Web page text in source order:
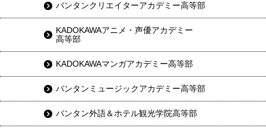
バンタンクリエイターアカデミー高等部
KADOKAWAアニメ・声優アカデミー
高等部
KADOKAWAマンガアカデミー高等部
バンタンミュージックアカデミー高等部
バンタン外語＆ホテル観光学院高等部